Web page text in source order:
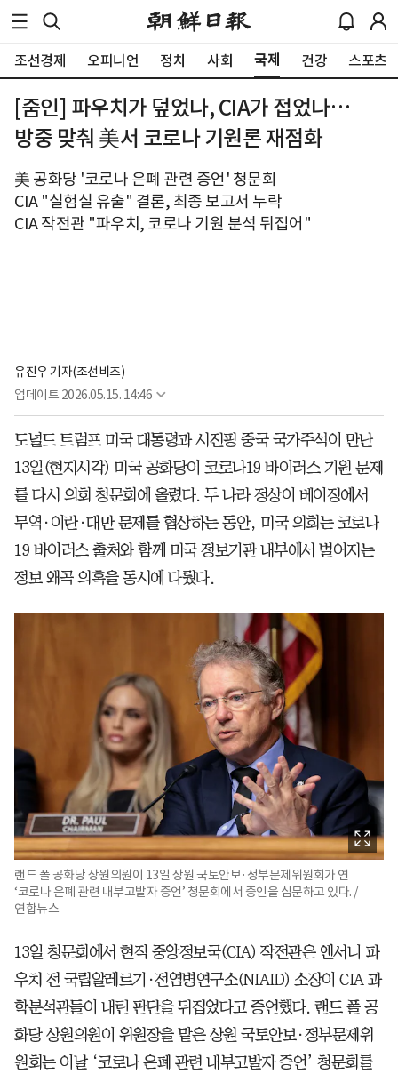
조선경제 오피니언 정치 사회 국제 건강 스포츠
[줌인] 파우치가 덮었나, CIA가 접었나…
방중 맞춰 美서 코로나 기원론 재점화
美 공화당 '코로나 은폐 관련 증언' 청문회
CIA "실험실 유출" 결론, 최종 보고서 누락
CIA 작전관 "파우치, 코로나 기원 분석 뒤집어"
유진우 기자(조선비즈)
업데이트 2026.05.15. 14:46
도널드 트럼프 미국 대통령과 시진핑 중국 국가주석이 만난
13일(현지시각) 미국 공화당이 코로나19 바이러스 기원 문제
를 다시 의회 청문회에 올렸다. 두 나라 정상이 베이징에서
무역·이란·대만 문제를 협상하는 동안, 미국 의회는 코로나
19 바이러스 출처와 함께 미국 정보기관 내부에서 벌어지는
정보 왜곡 의혹을 동시에 다뤘다.
랜드 폴 공화당 상원의원이 13일 상원 국토안보·정부문제위원회가 연
‘코로나 은폐 관련 내부고발자 증언’ 청문회에서 증인을 심문하고 있다. /
연합뉴스
13일 청문회에서 현직 중앙정보국(CIA) 작전관은 앤서니 파
우치 전 국립알레르기·전염병연구소(NIAID) 소장이 CIA 과
학분석관들이 내린 판단을 뒤집었다고 증언했다. 랜드 폴 공
화당 상원의원이 위원장을 맡은 상원 국토안보·정부문제위
원회는 이날 ‘코로나 은폐 관련 내부고발자 증언’ 청문회를